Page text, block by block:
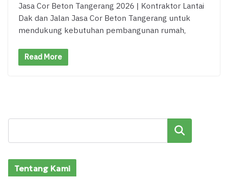
Jasa Cor Beton Tangerang 2026 | Kontraktor Lantai
Dak dan Jalan Jasa Cor Beton Tangerang untuk
mendukung kebutuhan pembangunan rumah,
Read More
Cari
Tentang Kami